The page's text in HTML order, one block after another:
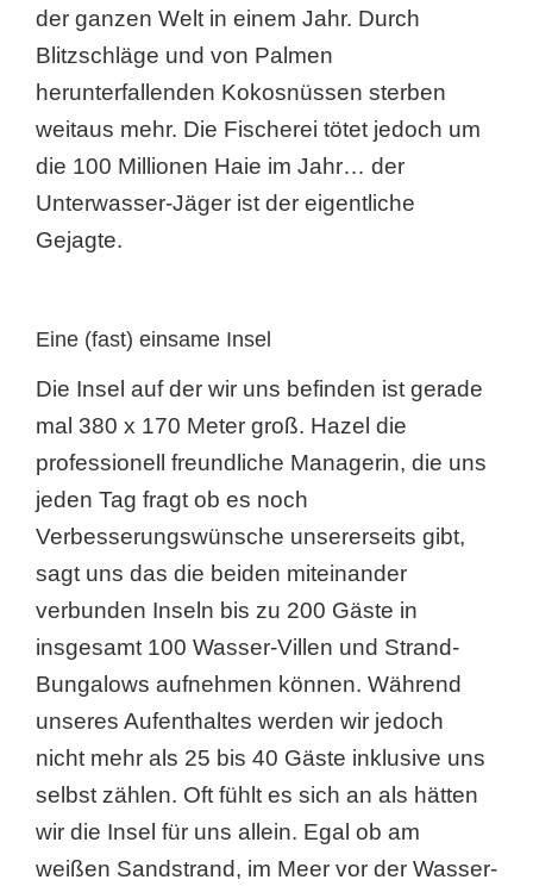
der ganzen Welt in einem Jahr. Durch
Blitzschläge und von Palmen
herunterfallenden Kokosnüssen sterben
weitaus mehr. Die Fischerei tötet jedoch um
die 100 Millionen Haie im Jahr… der
Unterwasser-Jäger ist der eigentliche
Gejagte.
Eine (fast) einsame Insel
Die Insel auf der wir uns befinden ist gerade
mal 380 x 170 Meter groß. Hazel die
professionell freundliche Managerin, die uns
jeden Tag fragt ob es noch
Verbesserungswünsche unsererseits gibt,
sagt uns das die beiden miteinander
verbunden Inseln bis zu 200 Gäste in
insgesamt 100 Wasser-Villen und Strand-
Bungalows aufnehmen können. Während
unseres Aufenthaltes werden wir jedoch
nicht mehr als 25 bis 40 Gäste inklusive uns
selbst zählen. Oft fühlt es sich an als hätten
wir die Insel für uns allein. Egal ob am
weißen Sandstrand, im Meer vor der Wasser-